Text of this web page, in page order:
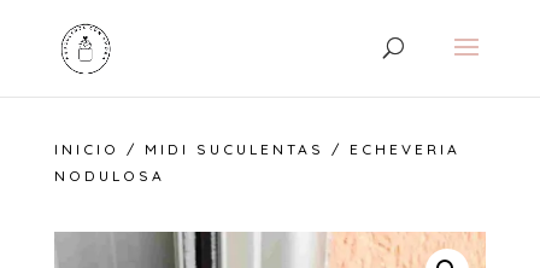
INICIO / MIDI SUCULENTAS
/ ECHEVERIA
NODULOSA